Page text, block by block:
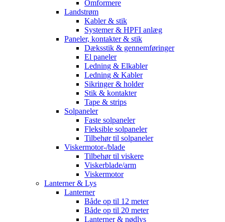
Omformere
Landstrøm
Kabler & stik
Systemer & HPFI anlæg
Paneler, kontakter & stik
Dæksstik & gennemføringer
El paneler
Ledning & Elkabler
Ledning & Kabler
Sikringer & holder
Stik & kontakter
Tape & strips
Solpaneler
Faste solpaneler
Fleksible solpaneler
Tilbehør til solpaneler
Viskermotor-/blade
Tilbehør til viskere
Viskerblade/arm
Viskermotor
Lanterner & Lys
Lanterner
Både op til 12 meter
Både op til 20 meter
Lanterner & nødlys